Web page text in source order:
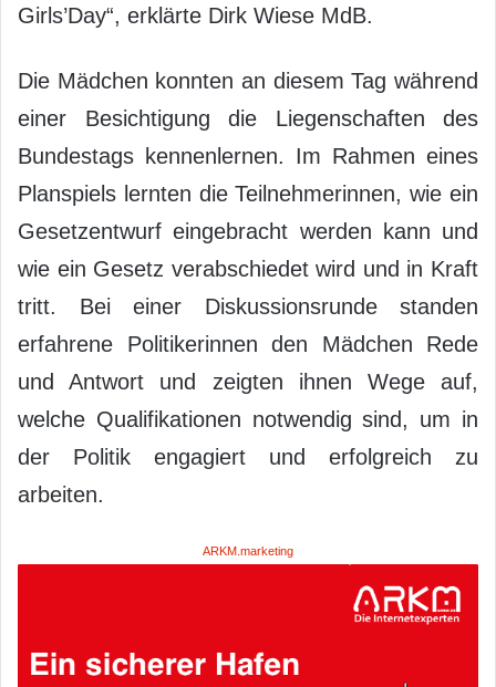
Girls’Day“, erklärte Dirk Wiese MdB.
Die Mädchen konnten an diesem Tag während
einer Besichtigung die Liegenschaften des
Bundestags kennenlernen. Im Rahmen eines
Planspiels lernten die Teilnehmerinnen, wie ein
Gesetzentwurf eingebracht werden kann und
wie ein Gesetz verabschiedet wird und in Kraft
tritt. Bei einer Diskussionsrunde standen
erfahrene Politikerinnen den Mädchen Rede
und Antwort und zeigten ihnen Wege auf,
welche Qualifikationen notwendig sind, um in
der Politik engagiert und erfolgreich zu
arbeiten.
ARKM.marketing